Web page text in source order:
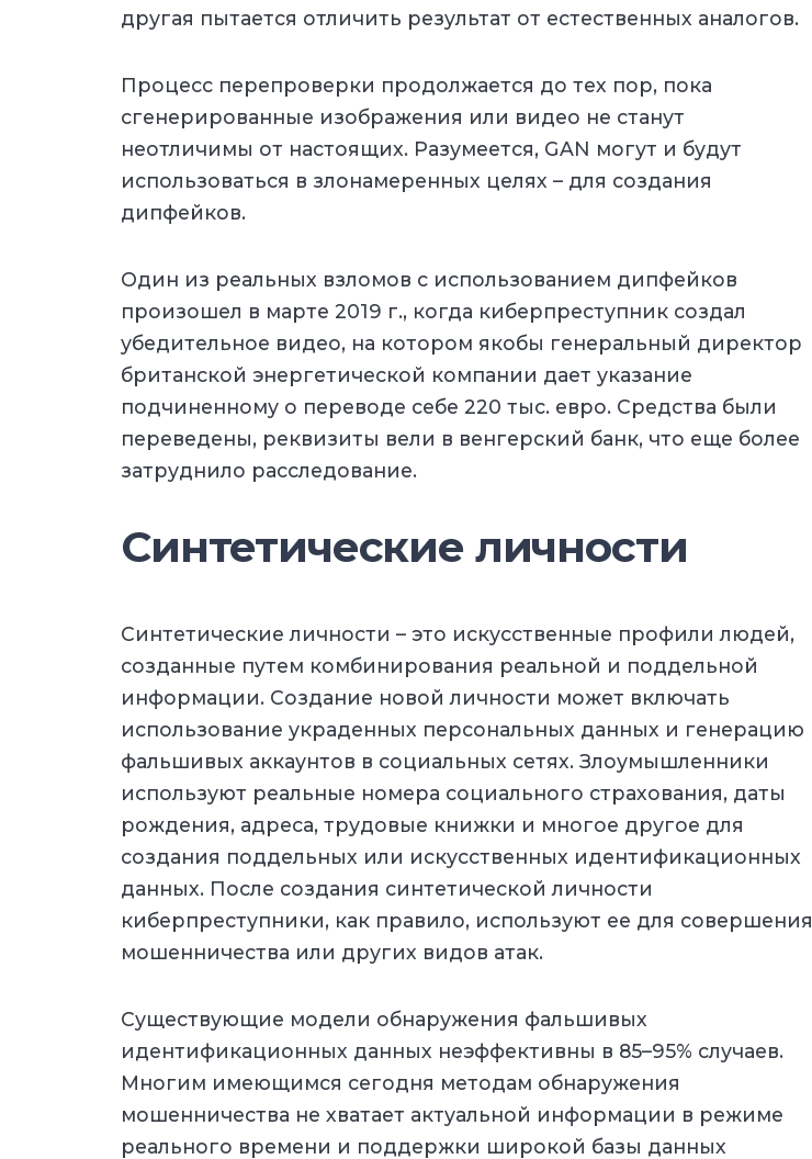
другая пытается отличить результат от естественных аналогов.
Процесс перепроверки продолжается до тех пор, пока
сгенерированные изображения или видео не станут
неотличимы от настоящих. Разумеется, GAN могут и будут
использоваться в злонамеренных целях – для создания
дипфейков.
Один из реальных взломов с использованием дипфейков
произошел в марте 2019 г., когда киберпреступник создал
убедительное видео, на котором якобы генеральный директор
британской энергетической компании дает указание
подчиненному о переводе себе 220 тыс. евро. Средства были
переведены, реквизиты вели в венгерский банк, что еще более
затруднило расследование.
Синтетические личности
Синтетические личности – это искусственные профили людей,
созданные путем комбинирования реальной и поддельной
информации. Создание новой личности может включать
использование украденных персональных данных и генерацию
фальшивых аккаунтов в социальных сетях. Злоумышленники
используют реальные номера социального страхования, даты
рождения, адреса, трудовые книжки и многое другое для
создания поддельных или искусственных идентификационных
данных. После создания синтетической личности
киберпреступники, как правило, используют ее для совершения
мошенничества или других видов атак.
Существующие модели обнаружения фальшивых
идентификационных данных неэффективны в 85–95% случаев.
Многим имеющимся сегодня методам обнаружения
мошенничества не хватает актуальной информации в режиме
реального времени и поддержки широкой базы данных